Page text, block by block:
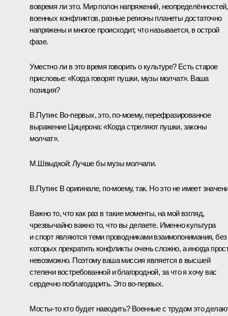
вовремя ли это. Мир полон напряжений, неопределённостей,
военных конфликтов, разные регионы планеты достаточно
напряжены и многое происходит, что называется, в острой
фазе.
Уместно ли в это время говорить о культуре? Есть старое
присловье: «Когда говорят пушки, музы молчат». Ваша
позиция?
В.Путин: Во-первых, это, по-моему, перефразированное
выражение Цицерона: «Когда стреляют пушки, законы
молчат».
М.Швыдкой: Лучше бы музы молчали.
В.Путин: В оригинале, по-моему, так. Но это не имеет
Важно то, что как раз в такие моменты, на мой взгляд,
чрезвычайно важно то, что вы делаете. Именно культура
и спорт являются теми проводниками взаимопонимания, без
которых прекратить конфликты очень сложно, а иногда
невозможно. Поэтому ваша миссия является в высшей
степени востребованной и благородной, за что я хочу вас
сердечно поблагодарить. Это во-первых.
Мосты-то кто будет наводить? Военные с трудом это